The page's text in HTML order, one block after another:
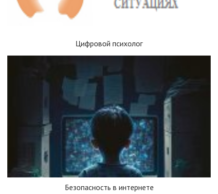
Цифровой психолог
Безопасность в интернете